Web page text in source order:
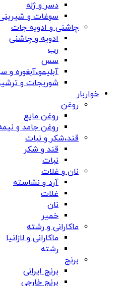
دسر و ژله
سوغات و
چاشنی و ادویه جات
ادویه و چاشنی
رب
سس
آبلیمو،آبغوره و
شوریجات و
خواربار
روغن
روغن مایع
روغن جامد و
قند،شکر و نبات
قند و شکر
نبات
نان و غلات
آرد و نشاسته
غلات
نان
خمیر
ماکارانی و رشته
ماکارانی و لازانیا
رشته
برنج
برنج ایرانی
برنج خارجی